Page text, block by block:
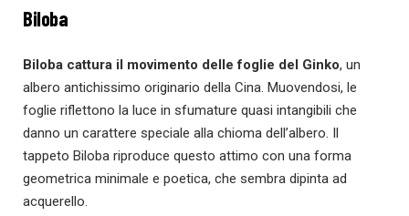
Biloba
Biloba cattura il movimento delle foglie del Ginko, un
albero antichissimo originario della Cina. Muovendosi, le
foglie riflettono la luce in sfumature quasi intangibili che
danno un carattere speciale alla chioma dell’albero. Il
tappeto Biloba riproduce questo attimo con una forma
geometrica minimale e poetica, che sembra dipinta ad
acquerello.